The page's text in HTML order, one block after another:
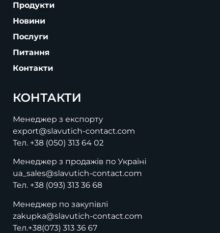
Продукти
Новини
Послуги
Питання
Контакти
КОНТАКТИ
Менеджер з експорту
export@slavutich-contact.com
Тел. +38 (050) 313 64 02
Менеджер з продажів по Україні
ua_sales@slavutich-contact.com
Тел. +38 (093) 313 36 68
Менеджер по закупівлі
zakupka@slavutich-contact.com
Тел.+38(073) 313 36 67